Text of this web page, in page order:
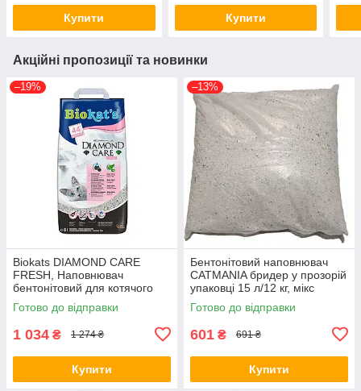
Купити Купити
Акційні пропозиції та новинки
–19%
Biokats DIAMOND CARE
FRESH, Наповнювач
бентонітовий для котячого
туалету, 8 л (613260)
Готово до відправки
1 034 ₴ 1 274 ₴
Купити
–13%
Бентонітовий наповнювач
CATMANIA бридер у прозорій
упаковці 15 л/12 кг, мікс
ароматів (*)
Готово до відправки
601 ₴ 691 ₴
Купити